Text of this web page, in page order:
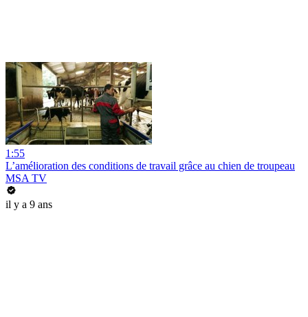
1:55
L’amélioration des conditions de travail grâce au chien de troupeau
MSA TV
il y a 9 ans